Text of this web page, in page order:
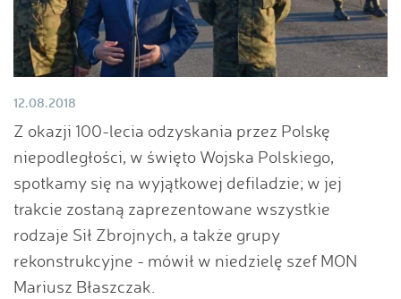
12.08.2018
Z okazji 100-lecia odzyskania przez Polskę
niepodległości, w święto Wojska Polskiego,
spotkamy się na wyjątkowej defiladzie; w jej
trakcie zostaną zaprezentowane wszystkie
rodzaje Sił Zbrojnych, a także grupy
rekonstrukcyjne - mówił w niedzielę szef MON
Mariusz Błaszczak.